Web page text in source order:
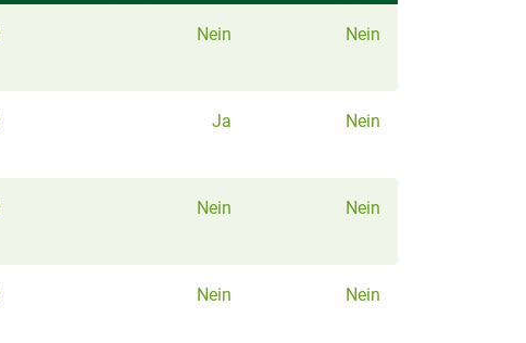
Nein Nein
Ja Nein
Nein Nein
Nein Nein